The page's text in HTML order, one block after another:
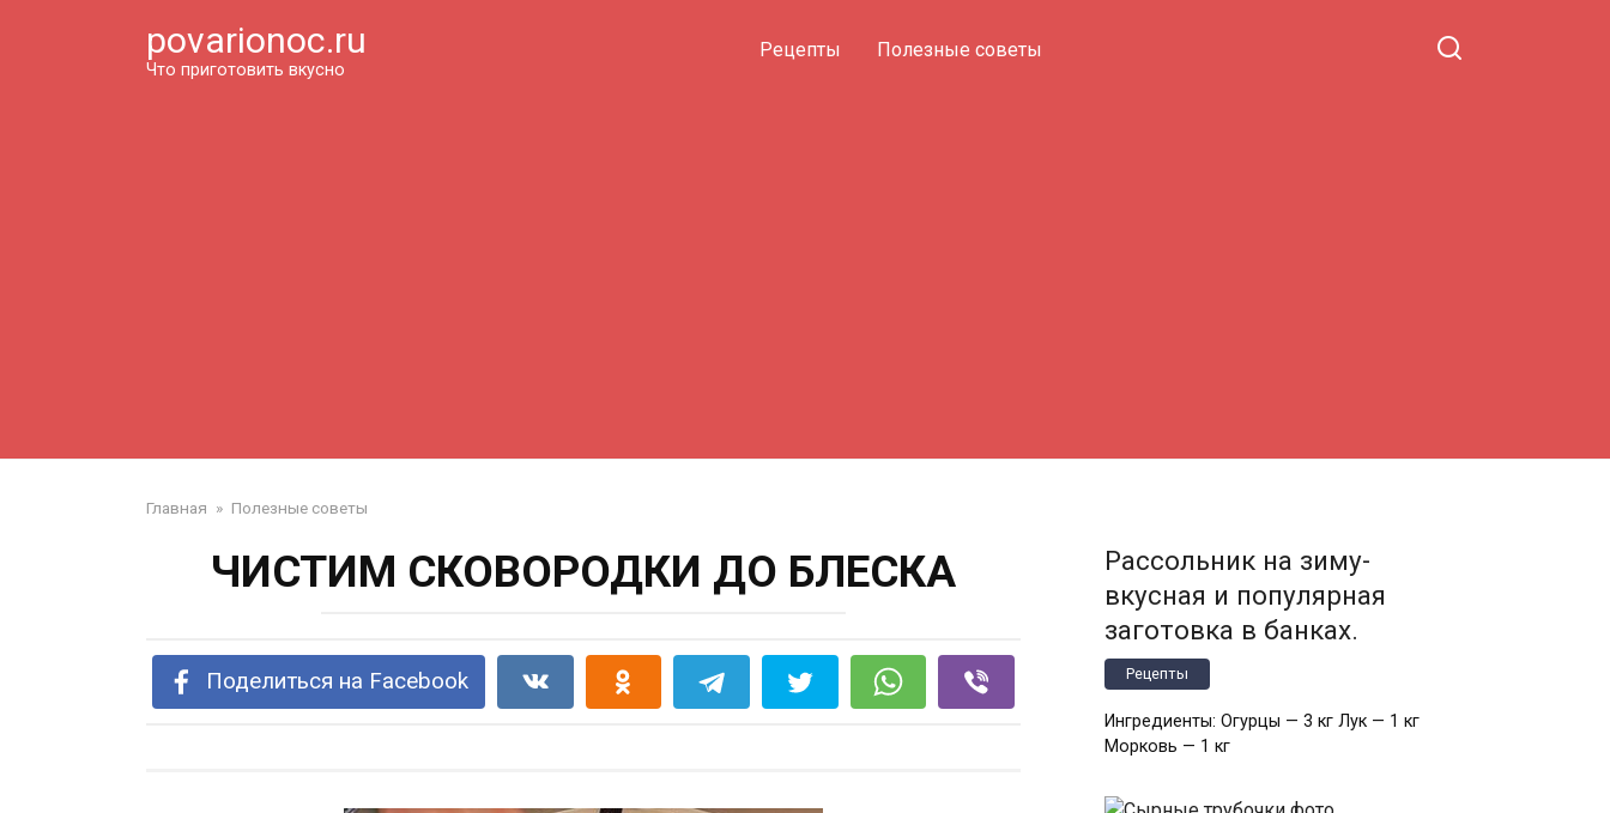
povarionoc.ru
Что приготовить вкусно
Рецепты Полезные советы
Главная » Полезные советы
ЧИСТИМ СКОВОРОДКИ ДО БЛЕСКА
Поделиться на Facebook
Рассольник на зиму-
вкусная и популярная
заготовка в банках.
Рецепты
Ингредиенты: Огурцы — 3 кг Лук — 1 кг
Морковь — 1 кг